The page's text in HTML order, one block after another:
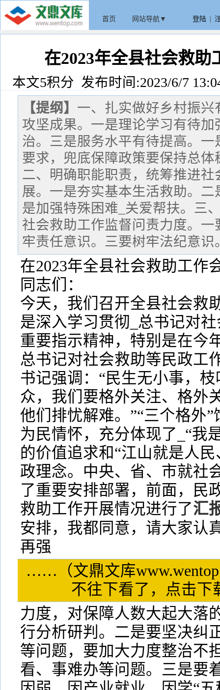
首页 网站导航▼ 登陆
在2023年全县社会救助
本文5积分 发布时间:2023/6/7
【提纲】 一、扎实做好乡村振
攻坚成果。一是理论学习有待
治。三是服务水平有待提高。一
要求，兜底保障政策要保持总
二、明确职能职责，统筹推进
展。一是夯实基本生活救助。
是加强特殊困难_关爱帮扶。三
社会救助工作监督问责力度。
牢责任意识。三要树牢法纪意识
在2023年全县社会救助工作
同志们：
今天，我们召开全县社会救
是深入学习贯彻_总书记对
重要指示精神，特别是在今
总书记对社会救助等民政工
书记强调：“民生无小事，
众，我们要格外关注、格外
他们排忧解难。”“三个格外
为民情怀，充分体现了_“我
的价值追求和“江山就是人
政理念。中央、省、市就社
了重要安排部署，前面，民
救助工作开展情况进行了汇
安排，我都同意，请大家认
再强
……（文鼎文库
不往下看了，点击
力度，对保障人数大起大落
行分析研判。二是要坚决纠
等问题，要加大力度整治不
看、事难办等问题。三是要